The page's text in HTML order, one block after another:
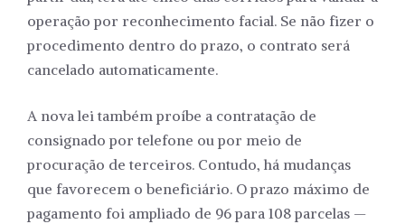
operação por reconhecimento facial. Se não fizer o
procedimento dentro do prazo, o contrato será
cancelado automaticamente.
A nova lei também proíbe a contratação de
consignado por telefone ou por meio de
procuração de terceiros. Contudo, há mudanças
que favorecem o beneficiário. O prazo máximo de
pagamento foi ampliado de 96 para 108 parcelas —